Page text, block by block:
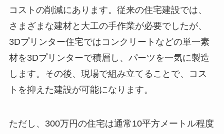
コストの削減にあります。従来の住宅建設では、
さまざまな建材と大工の手作業が必要でしたが、
3Dプリンター住宅ではコンクリートなどの単一素
材を3Dプリンターで積層し、パーツを一気に製造
します。その後、現場で組み立てることで、コス
トを抑えた建設が可能になります。
ただし、300万円の住宅は通常10平方メートル程度